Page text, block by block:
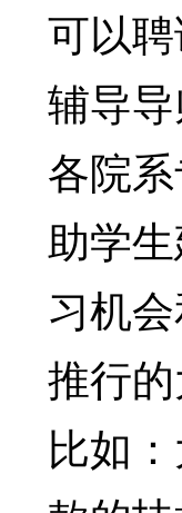
可以
辅导
各院
助学
习机
推行
比如